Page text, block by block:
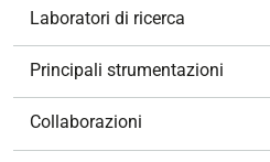
Laboratori di ricerca
Principali strumentazioni
Collaborazioni